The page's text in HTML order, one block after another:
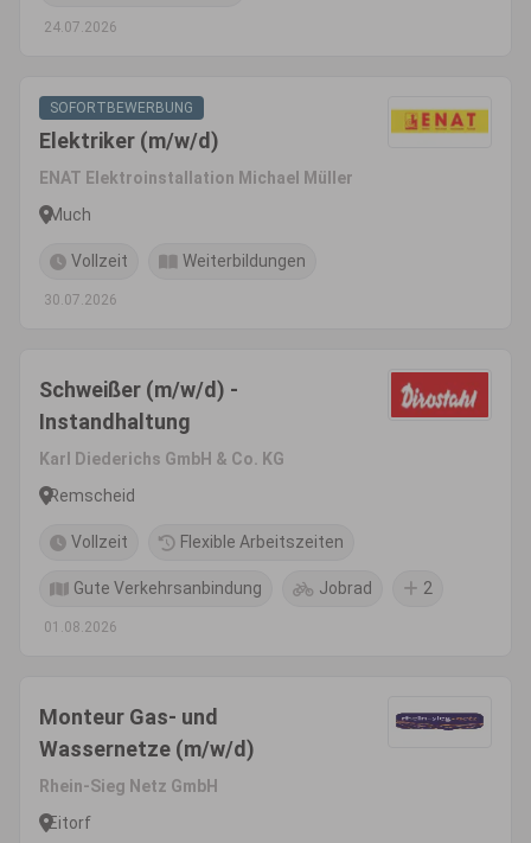
24.07.2026
SOFORTBEWERBUNG
Elektriker (m/w/d)
ENAT Elektroinstallation Michael Müller
Much
Vollzeit Weiterbildungen
30.07.2026
Schweißer (m/w/d) -
Instandhaltung
Karl Diederichs GmbH & Co. KG
Remscheid
Vollzeit Flexible Arbeitszeiten
Gute Verkehrsanbindung Jobrad 2
01.08.2026
Monteur Gas- und
Wassernetze (m/w/d)
Rhein-Sieg Netz GmbH
Eitorf